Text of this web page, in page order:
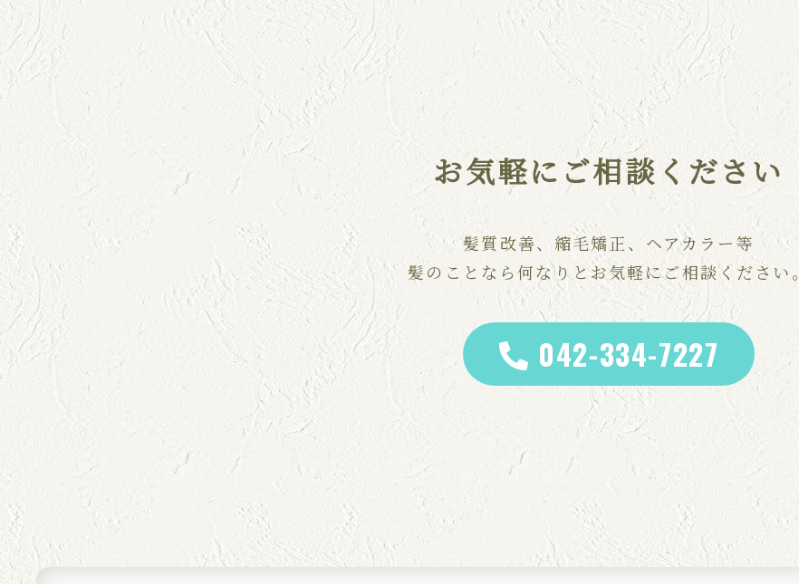
お気軽にご相談ください
髪質改善、縮毛矯正、ヘアカラー等
髪のことなら何なりとお気軽にご相談ください。
042-334-7227